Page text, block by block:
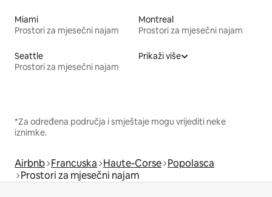
Miami
Prostori za mjesečni najam
Montreal
Prostori za mjesečni najam
Seattle
Prostori za mjesečni najam
Prikaži više
*Za određena područja i smještaje mogu vrijediti neke
iznimke.
Airbnb Francuska Haute-Corse Popolasca
Prostori za mjesečni najam